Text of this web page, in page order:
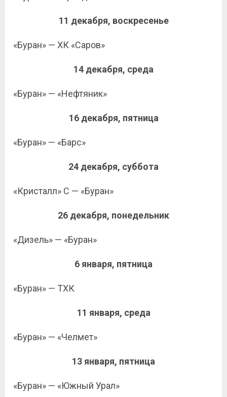
11 декабря, воскресенье
«Буран» — ХК «Саров»
14 декабря, среда
«Буран» — «Нефтяник»
16 декабря, пятница
«Буран» — «Барс»
24 декабря, суббота
«Кристалл» С — «Буран»
26 декабря, понедельник
«Дизель» — «Буран»
6 января, пятница
«Буран» — ТХК
11 января, среда
«Буран» — «Челмет»
13 января, пятница
«Буран» — «Южный Урал»